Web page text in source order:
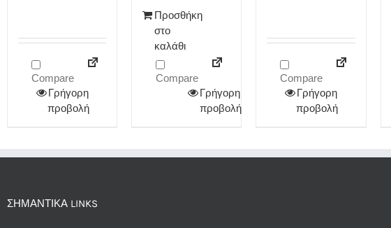
Compare
Γρήγορη
προβολή
Προσθήκη
στο
καλάθι
Compare
Γρήγορη
προβολή
Compare
Γρήγορη
προβολή
ΣΗΜΑΝΤΙΚΆ LINKS